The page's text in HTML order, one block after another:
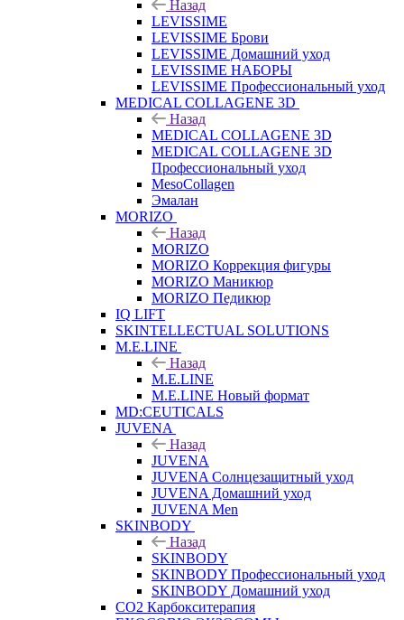
Назад
LEVISSIME
LEVISSIME Брови
LEVISSIME Домашний уход
LEVISSIME НАБОРЫ
LEVISSIME Профессиональный уход
MEDICAL COLLAGENE 3D
Назад
MEDICAL COLLAGENE 3D
MEDICAL COLLAGENE 3D
Профессиональный уход
MesoCollagen
Эмалан
MORIZO
Назад
MORIZO
MORIZO Коррекция фигуры
MORIZO Маникюр
MORIZO Педикюр
IQ LIFT
SKINTELLECTUAL SOLUTIONS
M.E.LINE
Назад
M.E.LINE
M.E.LINE Новый формат
MD:CEUTICALS
JUVENA
Назад
JUVENA
JUVENA Солнцезащитный уход
JUVENA Домашний уход
JUVENA Men
SKINBODY
Назад
SKINBODY
SKINBODY Профессиональный уход
SKINBODY Домашний уход
CO2 Карбокситерапия